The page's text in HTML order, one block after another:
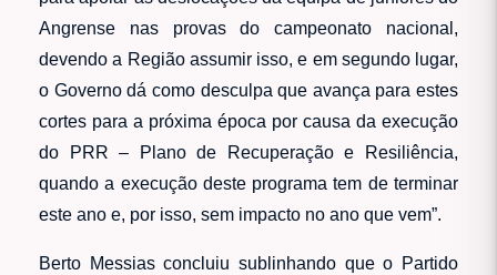
Angrense nas provas do campeonato nacional,
devendo a Região assumir isso, e em segundo lugar,
o Governo dá como desculpa que avança para estes
cortes para a próxima época por causa da execução
do PRR – Plano de Recuperação e Resiliência,
quando a execução deste programa tem de terminar
este ano e, por isso, sem impacto no ano que vem”.
Berto Messias concluiu sublinhando que o Partido